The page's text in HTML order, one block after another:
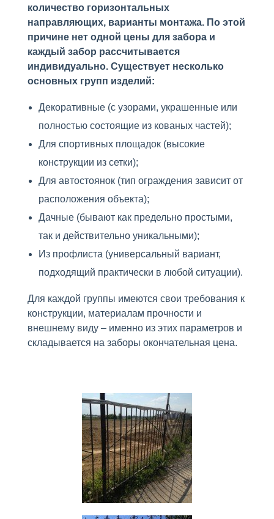
количество горизонтальных
направляющих, варианты монтажа. По этой
причине нет одной цены для забора и
каждый забор рассчитывается
индивидуально. Существует несколько
основных групп изделий:
Декоративные (с узорами, украшенные или
полностью состоящие из кованых частей);
Для спортивных площадок (высокие
конструкции из сетки);
Для автостоянок (тип ограждения зависит от
расположения объекта);
Дачные (бывают как предельно простыми,
так и действительно уникальными);
Из профлиста (универсальный вариант,
подходящий практически в любой ситуации).
Для каждой группы имеются свои требования к
конструкции, материалам прочности и
внешнему виду – именно из этих параметров и
складывается на заборы окончательная цена.